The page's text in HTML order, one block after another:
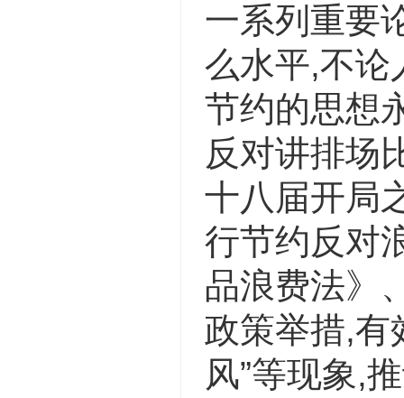
一系列重要
么水平,不论
节约的思想
反对讲排场
十八届开局
行节约反对
品浪费法》
政策举措,有
风”等现象,